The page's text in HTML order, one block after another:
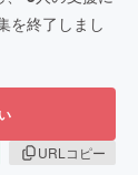
を終了しまし
URLコピー